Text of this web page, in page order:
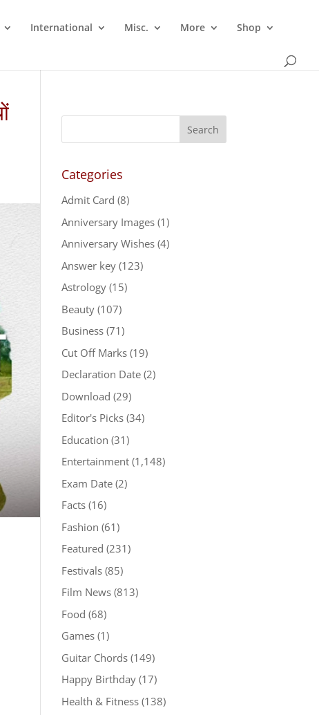
International Misc. More Shop
Categories
Admit Card (8)
Anniversary Images(1)
Anniversary Wishes(4)
Answer key(123)
Astrology(15)
Beauty(107)
Business(71)
Cut Off Marks(19)
Declaration Date(2)
Download (29)
Editor's Picks(34)
Education (31)
Entertainment(1,148)
Exam Date(2)
Facts(16)
Fashion (61)
Featured (231)
Festivals(85)
Film News(813)
Food (68)
Games(1)
Guitar Chords(149)
Happy Birthday(17)
Health & Fitness(138)